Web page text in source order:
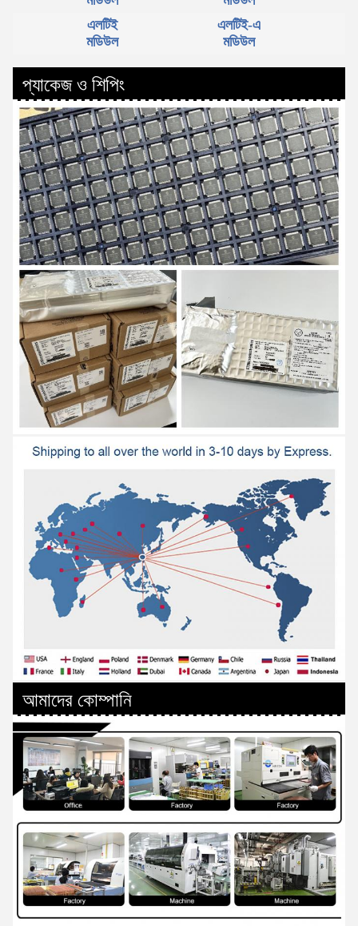
এলটিই
মডিউল
এলটিই-এ
মডিউল
প্যাকেজ ও শিপিং
আমাদের কোম্পানি